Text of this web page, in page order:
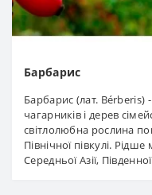
Барбарис
Барбарис (лат. Bérberis)
чагарників і дерев
світлолюбна рослина
Північної півкулі.
Середньої Азії,